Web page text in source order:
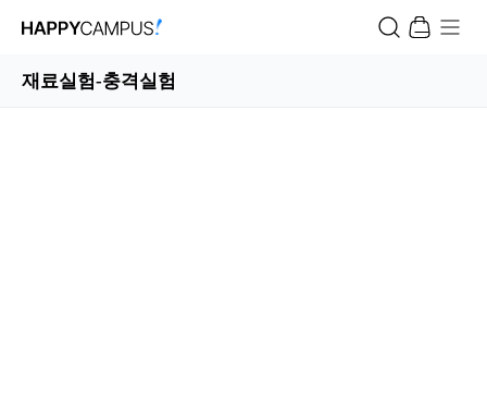
재료실험-충격실험